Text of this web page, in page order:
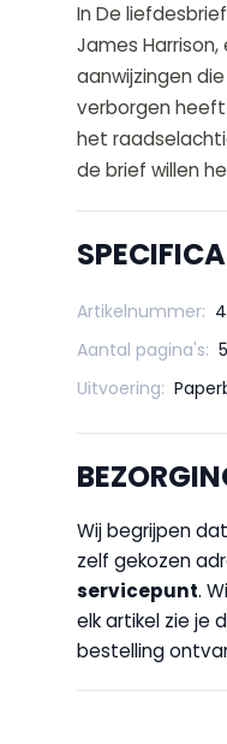
In De
James
aanwijzingen
verborgen heeft
het
de brief willen
Artikelnummer:
Aantal pagina's:
Uitvoering:
Wij begrijpen
zelf gekozen
servicepunt.
elk artikel zie je
bestelling